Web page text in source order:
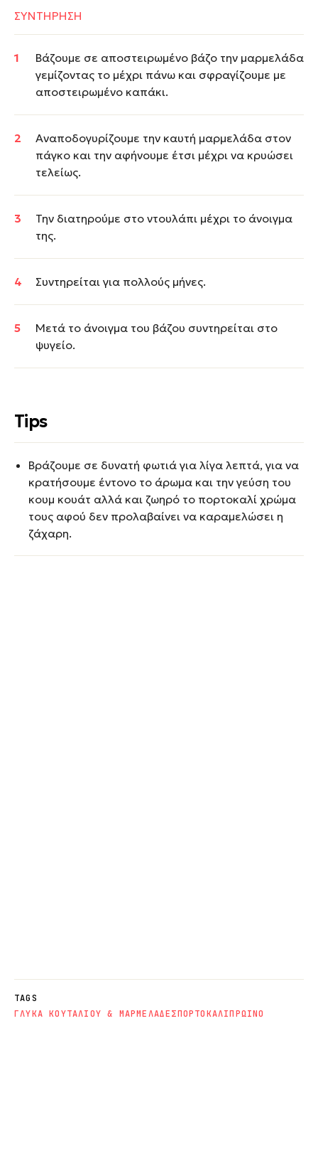
TAGS
ΓΛΥΚΑ ΚΟΥΤΑΛΙΟΥ & ΜΑΡΜΕΛΑΔΕΣΠΟΡΤΟΚΑΛΙΠΡΩΙΝΟ
ΣΥΝΤΗΡΗΣΗ
Βάζουμε σε αποστειρωμένο βάζο την μαρμελάδα
γεμίζοντας το μέχρι πάνω και σφραγίζουμε με
αποστειρωμένο καπάκι.
Αναποδογυρίζουμε την καυτή μαρμελάδα στον
πάγκο και την αφήνουμε έτσι μέχρι να κρυώσει
τελείως.
Την διατηρούμε στο ντουλάπι μέχρι το άνοιγμα
της.
Συντηρείται για πολλούς μήνες.
Μετά το άνοιγμα του βάζου συντηρείται στο
ψυγείο.
Tips
Βράζουμε σε δυνατή φωτιά για λίγα λεπτά, για να
κρατήσουμε έντονο το άρωμα και την γεύση του
κουμ κουάτ αλλά και ζωηρό το πορτοκαλί χρώμα
τους αφού δεν προλαβαίνει να καραμελώσει η
ζάχαρη.